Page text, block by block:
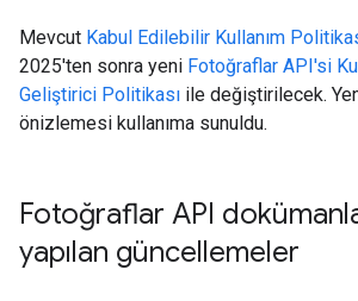
Mevcut Kabul Edilebilir Kullanım
2025'ten sonra yeni Fotoğraflar API'si
Geliştirici Politikası ile değiştirilecek.
önizlemesi kullanıma sunuldu.
Fotoğraflar API
yapılan güncellemeler